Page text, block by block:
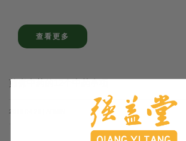
查看更多
煎煮中药的12个中药事项
2016-04-26 | ADMIN